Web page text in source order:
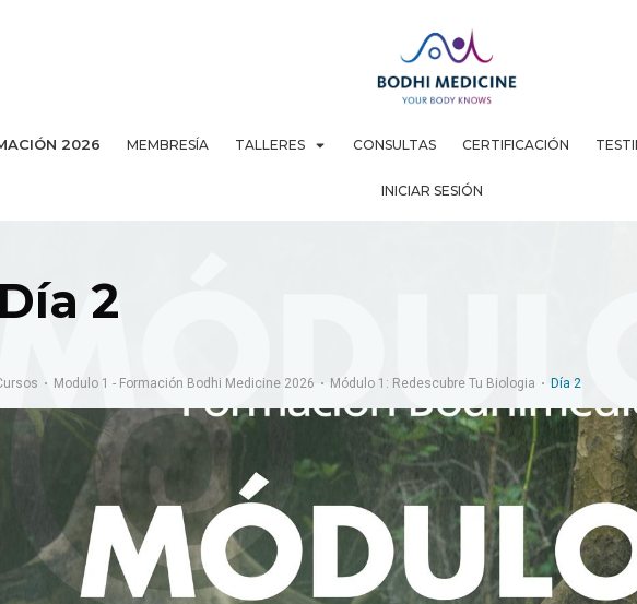
2026 MEMBRESÍA TALLERES CONSULTAS CERTIFICACIÓN
INICIAR SESIÓN
2
Modulo 1 - Formación Bodhi Medicine 2026 Módulo 1: Redescubre Tu Biologia Día 2